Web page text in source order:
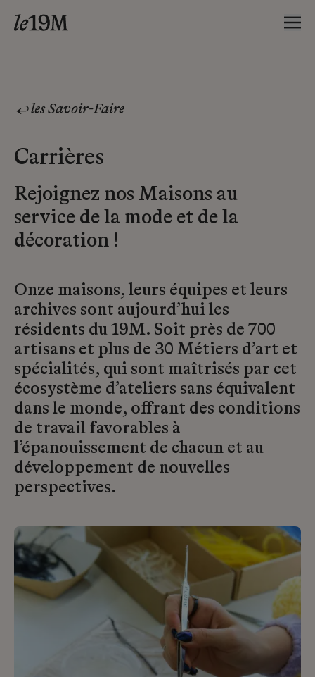
les Savoir-Faire
Carrières
Rejoignez nos Maisons au
service de la mode et de la
décoration !
Onze maisons, leurs équipes et leurs
archives sont aujourd’hui les
résidents du 19M. Soit près de 700
artisans et plus de 30 Métiers d’art et
spécialités, qui sont maîtrisés par cet
écosystème d’ateliers sans équivalent
dans le monde, offrant des conditions
de travail favorables à
l’épanouissement de chacun et au
développement de nouvelles
perspectives.